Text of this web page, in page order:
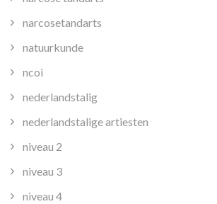
narcosetandarts
natuurkunde
ncoi
nederlandstalig
nederlandstalige artiesten
niveau 2
niveau 3
niveau 4